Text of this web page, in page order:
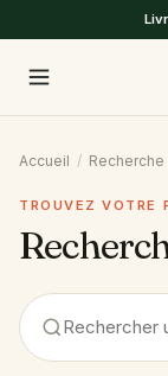
Accueil / Recherche
TROUVEZ VOTRE